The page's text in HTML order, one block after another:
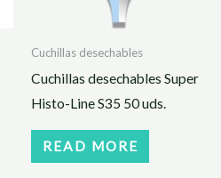
Cuchillas desechables
Cuchillas desechables Super
Histo-Line S35 50 uds.
READ MORE